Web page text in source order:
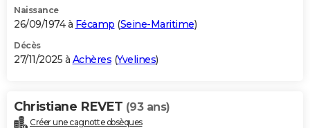
Naissance
26/09/1974 à Fécamp (Seine-Maritime)
Décès
27/11/2025 à Achères (Yvelines)
Christiane REVET (93 ans)
Créer une cagnotte obsèques